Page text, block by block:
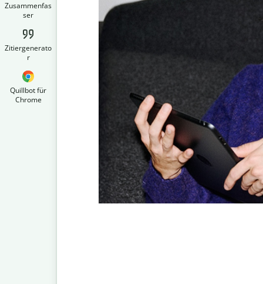
Zusammenfas
ser
Zitiergenerato
r
Quillbot für
Chrome